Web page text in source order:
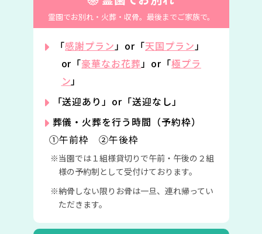
霊園でお別れ・火葬・収骨。 最後までご家族で。
「感謝プラン」or「天国プラン」
or「豪華なお花葬」or「極プラ
ン」
「送迎あり」or「送迎なし」
葬儀・火葬を行う時間（予約枠）
①午前枠 ②午後枠
当園では１組様貸切りで午前・午後の２組
様の予約制として受付けております。
納骨しない限りお骨は一旦、連れ帰ってい
ただきます。